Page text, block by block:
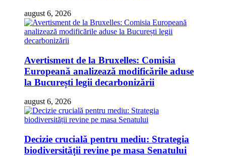
august 6, 2026
Avertisment de la Bruxelles: Comisia
Europeană analizează modificările aduse
la București legii decarbonizării
august 6, 2026
Decizie crucială pentru mediu: Strategia
biodiversității revine pe masa Senatului